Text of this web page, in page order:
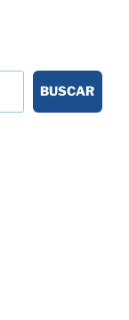
BUSCAR